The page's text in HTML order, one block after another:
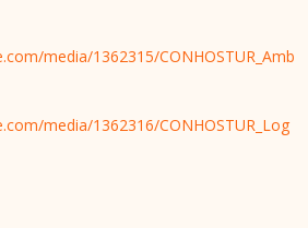
media/1362315/CONHOSTUR_Amb
media/1362316/CONHOSTUR_Log